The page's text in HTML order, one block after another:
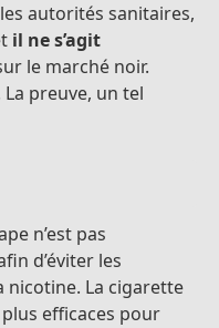
autorités sanitaires,
il ne s’agit
le marché noir.
La preuve, un tel
n’est pas
d’éviter les
La cigarette
efficaces pour